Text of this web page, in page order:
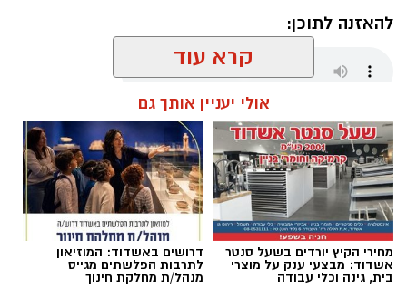
להאזנה לתוכן:
שחר כחלון / 17:59 07.08.26
תגים:מכבי אשדוד, קודוס ווהאב
קרא עוד
אולי יעניין אותך גם
מחירי הקיץ יורדים בשעל סנטר
אשדוד: מבצעי ענק על מוצרי
בית, גינה וכלי עבודה
דרושים באשדוד: המוזיאון
לתרבות הפלשתים מגייס
מנהל/ת מחלקת חינוך